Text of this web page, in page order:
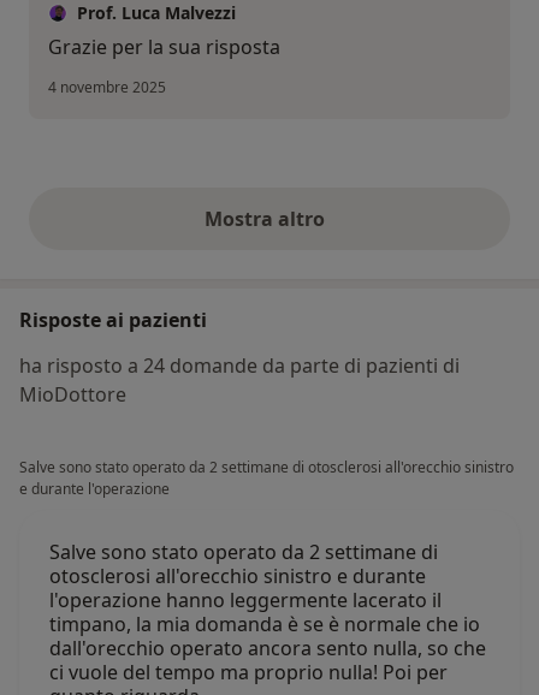
Prof. Luca Malvezzi
Grazie per la sua risposta
4 novembre 2025
Mostra altroopinioni di cui sopra
Risposte ai pazienti
ha risposto a 24 domande da parte di pazienti di
MioDottore
Salve sono stato operato da 2 settimane di otosclerosi all'orecchio sinistro
e durante l'operazione
Salve sono stato operato da 2 settimane di
otosclerosi all'orecchio sinistro e durante
l'operazione hanno leggermente lacerato il
timpano, la mia domanda è se è normale che io
dall'orecchio operato ancora sento nulla, so che
ci vuole del tempo ma proprio nulla! Poi per